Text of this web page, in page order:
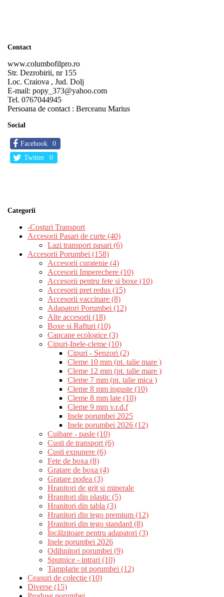
Contact
www.columbofilpro.ro
Str. Dezrobirii, nr 155
Loc. Craiova , Jud. Dolj
E-mail: popy_373@yahoo.com
Tel. 0767044945
Persoana de contact : Berceanu Marius
Social
Facebook
0
Twitter
0
Categorii
-Costuri Transport
Accesorii Pasari de curte (40)
Lazi transport pasari (6)
Accesorii Porumbei (158)
Accesorii curatenie (4)
Accesorii Imperechere (10)
Accesorii pentru fete si boxe (10)
Accesorii pret redus (15)
Accesorii vaccinare (8)
Adapatori Porumbei (12)
Alte accesorii (18)
Boxe si Rafturi (10)
Capcane ecologice (3)
Cipuri-Inele-cleme (10)
Cipuri - Senzori (2)
Cleme 10 mm (pt. talie mare )
Cleme 12 mm (pt. talie mare )
Cleme 7 mm (pt. talie mica )
Cleme 8 mm inguste (10)
Cleme 8 mm late (10)
Cleme 9 mm v.r.d.f
Inele porumbei 2025
Inele porumbei 2026 (12)
Cuibare - pasle (10)
Custi de transport (6)
Custi expunere (6)
Fete de boxa (8)
Gratare de boxa (4)
Gratare podea (3)
Hranitori de grit si minerale
Hranitori din plastic (5)
Hranitori din tabla (3)
Hranitori din tego premium (12)
Hranitori din tego standard (8)
Încălzitoare pentru adapatori (3)
Inele porumbei 2026
Odihnitori porumbei (9)
Sputnice - intrari (10)
Tamplarie pt porumbei (12)
Ceasuri de colectie (10)
Diverse (15)